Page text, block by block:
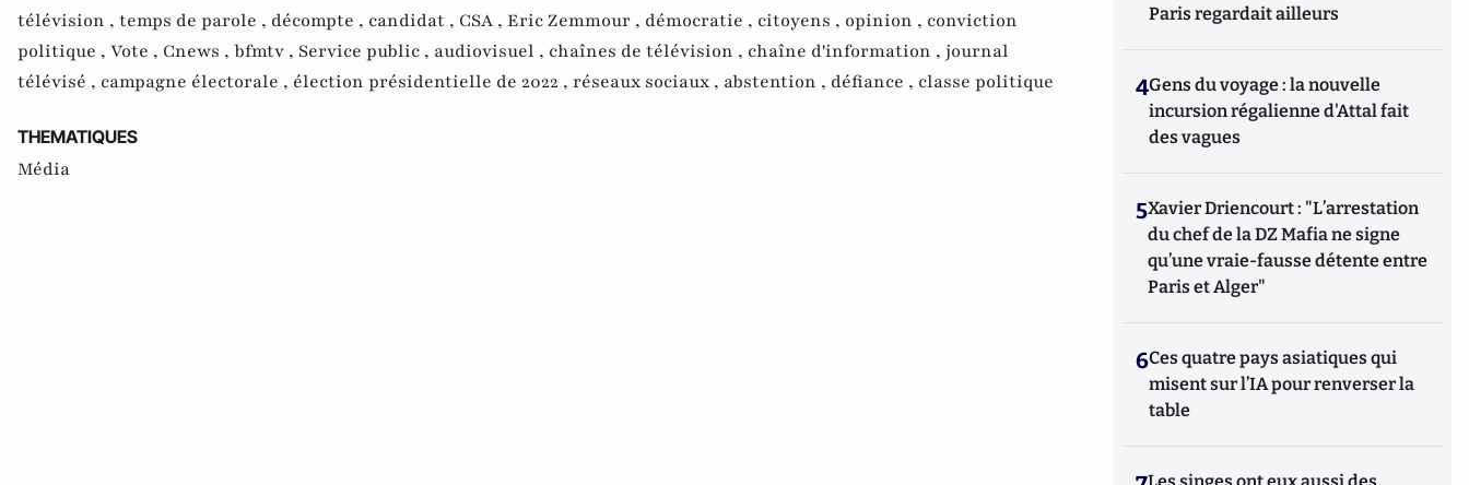
télévision , temps de parole , décompte , candidat , CSA , Eric Zemmour , démocratie , citoyens , opinion , conviction
politique , Vote , Cnews , bfmtv , Service public , audiovisuel , chaînes de télévision , chaîne d'information , journal
télévisé , campagne électorale , élection présidentielle de 2022 , réseaux sociaux , abstention , défiance , classe politique
THEMATIQUES
Média
Paris regardait ailleurs
4Gens du voyage : la nouvelle
incursion régalienne d'Attal fait
des vagues
5Xavier Driencourt : "L’arrestation
du chef de la DZ Mafia ne signe
qu’une vraie-fausse détente entre
Paris et Alger"
6Ces quatre pays asiatiques qui
misent sur l’IA pour renverser la
table